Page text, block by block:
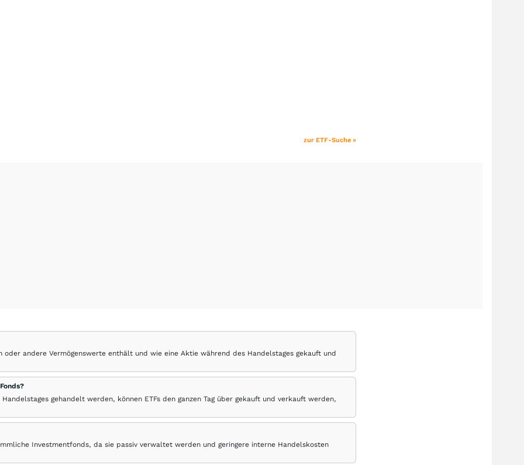
zur ETF-Suche »
andere Vermögenswerte enthält und wie eine Aktie während des Handelstages gekauft und
gehandelt werden, können ETFs den ganzen Tag über gekauft und verkauft werden,
Investmentfonds, da sie passiv verwaltet werden und geringere interne Handelskosten